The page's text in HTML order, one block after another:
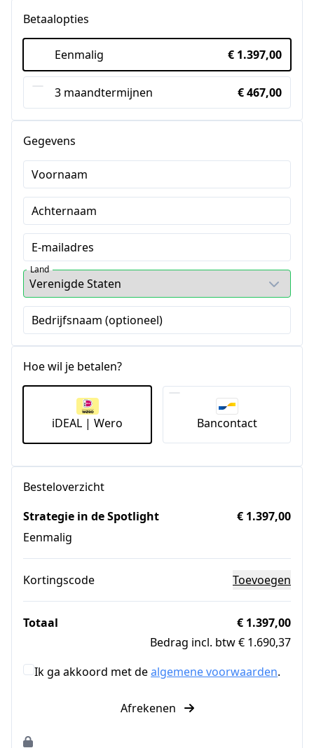
Betaalopties
Eenmalig € 1.397,00
3 maandtermijnen € 467,00
Gegevens
Voornaam
Achternaam
E-mailadres
Land
Bedrijfsnaam (optioneel)
Hoe wil je betalen?
iDEAL | Wero Bancontact
Besteloverzicht
Strategie in de Spotlight
Eenmalig
€ 1.397,00
Kortingscode Toevoegen
Totaal
€ 1.397,00
Bedrag incl. btw € 1.690,37
Ik ga akkoord met dealgemene voorwaarden.
Afrekenen